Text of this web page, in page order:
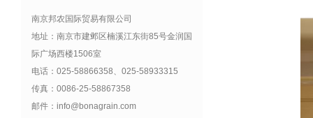
南京邦农国际贸易有限公司
地址：南京市建邺区楠溪江东街85号金润国
际广场西楼1506室
电话：025-58866358、025-58933315
传真：0086-25-58867358
邮件：info@bonagrain.com